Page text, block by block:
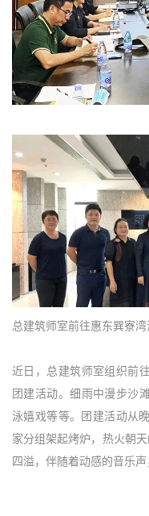
总建筑师室前往惠东巽寮
近日，总建筑师室组织前
团建活动。细雨中漫步沙
泳嬉戏等等。团建活动从
家分组架起烤炉，热火朝
四溢，伴随着动感的音乐